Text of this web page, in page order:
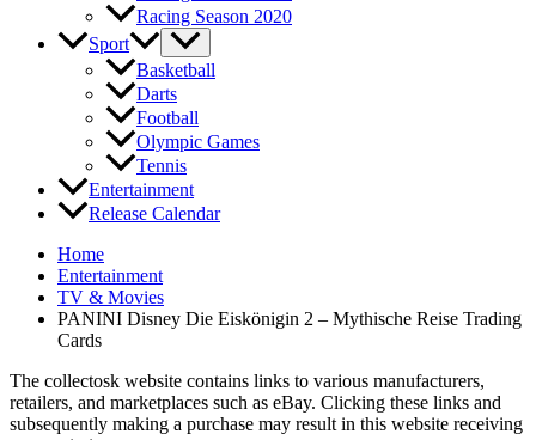
Racing Season 2020
Sport
Basketball
Darts
Football
Olympic Games
Tennis
Entertainment
Release Calendar
Home
Entertainment
TV & Movies
PANINI Disney Die Eiskönigin 2 – Mythische Reise Trading
Cards
The collectosk website contains links to various manufacturers,
retailers, and marketplaces such as eBay. Clicking these links and
subsequently making a purchase may result in this website receiving